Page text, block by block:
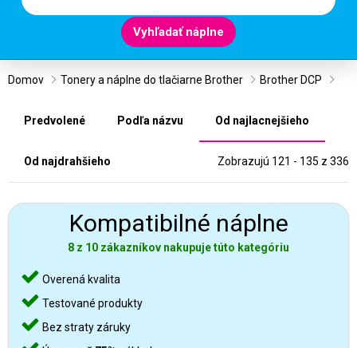
Vyhľadať náplne
Domov Tonery a náplne do tlačiarne Brother Brother DCP
Predvolené Podľa názvu Od najlacnejšieho
Od najdrahšieho Zobrazujú 121 - 135 z 336
Kompatibilné náplne
8 z 10 zákazníkov nakupuje túto kategóriu
Overená kvalita
Testované produkty
Bez straty záruky